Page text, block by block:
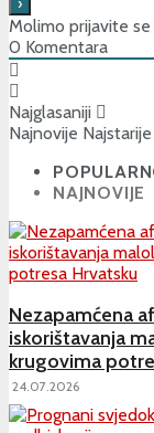
Molimo prijavite
0 Komentara
Najglasaniji
Najnovije Najstarije
NAJNOVIJE
Nezapamćena
iskorištavanja
krugovima
24.07.2026